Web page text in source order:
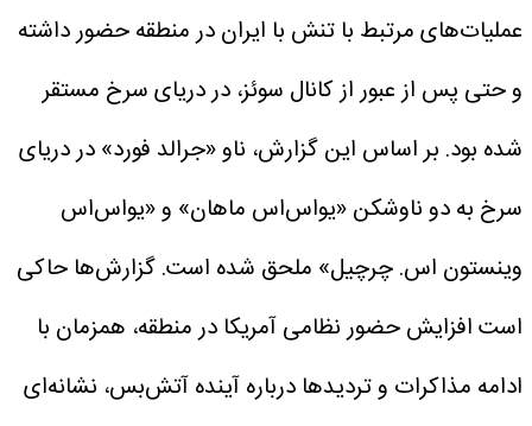
عملیات‌های مرتبط با تنش با ایران در منطقه حضور داشته
و حتی پس از عبور از کانال سوئز، در دریای سرخ مستقر
شده بود. بر اساس این گزارش، ناو «جرالد فورد» در دریای
سرخ به دو ناوشکن «یواس‌اس ماهان» و «یواس‌اس
وینستون اس. چرچیل» ملحق شده است.گزارش‌ها حاکی
است افزایش حضور نظامی آمریکا در منطقه، همزمان با
ادامه مذاکرات و تردیدها درباره آینده آتش‌بس، نشانه‌ای